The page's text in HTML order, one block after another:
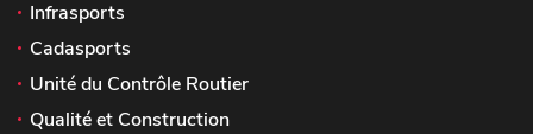
Infrasports
Cadasports
Unité du Contrôle Routier
Qualité et Construction